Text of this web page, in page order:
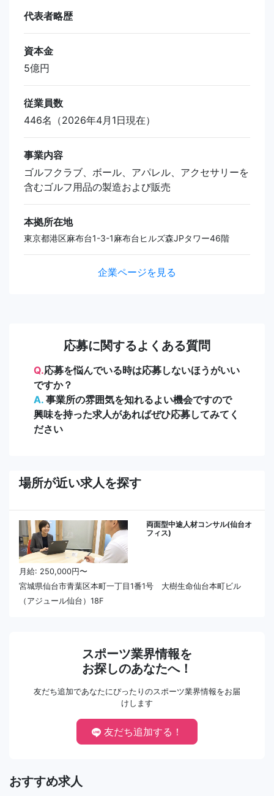
代表者略歴
資本金
5億円
従業員数
446名（2026年4月1日現在）
事業内容
ゴルフクラブ、ボール、アパレル、アクセサリーを
含むゴルフ用品の製造および販売
本拠所在地
東京都港区麻布台1-3-1麻布台ヒルズ森JPタワー46階
企業ページを見る
応募に関するよくある質問
Q.応募を悩んでいる時は応募しないほうがいい
ですか？
A. 事業所の雰囲気を知れるよい機会ですので
興味を持った求人があればぜひ応募してみてく
ださい
場所が近い求人を探す
両面型中途人材コンサル(仙台オ
フィス)
月給: 250,000円〜
宮城県仙台市青葉区本町一丁目1番1号 大樹生命仙台本町ビル
（アジュール仙台）18F
スポーツ業界情報を
お探しのあなたへ！
友だち追加であなたにぴったりのスポーツ業界情報をお届
けします
友だち追加する！
おすすめ求人